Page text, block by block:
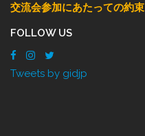
交流会参加にあたっての約束
FOLLOW US
Tweets by gidjp